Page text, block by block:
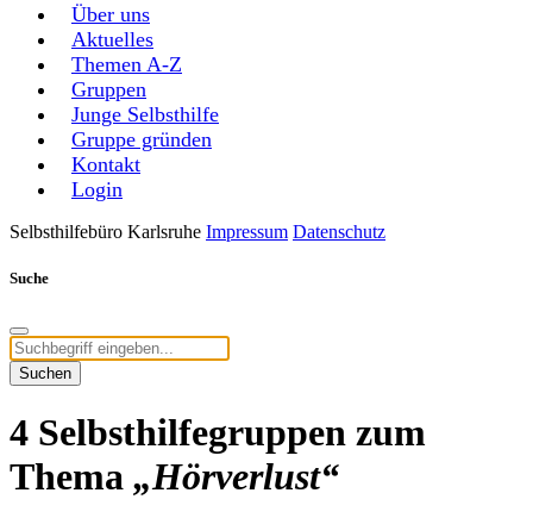
Über uns
Aktuelles
Themen A-Z
Gruppen
Junge Selbsthilfe
Gruppe gründen
Kontakt
Login
Selbsthilfebüro Karlsruhe Impressum Datenschutz
Suche
Suchen
4 Selbsthilfegruppen zum
Thema „Hörverlust“